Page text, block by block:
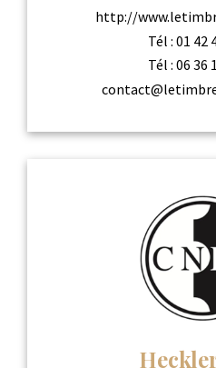
http://
Tél : 01 42
Tél : 06 36